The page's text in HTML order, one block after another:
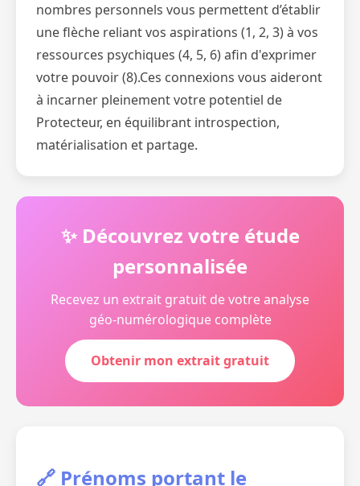
nombres personnels vous permettent d’établir
une flèche reliant vos aspirations (1, 2, 3) à vos
ressources psychiques (4, 5, 6) afin d'exprimer
votre pouvoir (8).Ces connexions vous aideront
à incarner pleinement votre potentiel de
Protecteur, en équilibrant introspection,
matérialisation et partage.
✨ Découvrez votre étude
personnalisée
Recevez un extrait gratuit de votre analyse
géo-numérologique complète
Obtenir mon extrait gratuit
🔗 Prénoms portant le